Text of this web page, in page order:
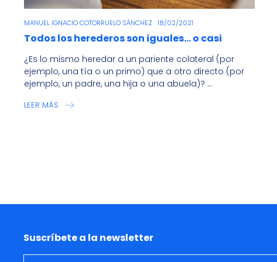
Estate
agent
with
customer
making
contract
MANUEL IGNACIO COTORRUELO SÁNCHEZ 18/02/2021
Todos los herederos son iguales… o casi
¿Es lo mismo heredar a un pariente colateral (por
ejemplo, una tía o un primo) que a otro directo (por
ejemplo, un padre, una hija o una abuela)? ...
LEER MÁS
Suscríbete a la newsletter